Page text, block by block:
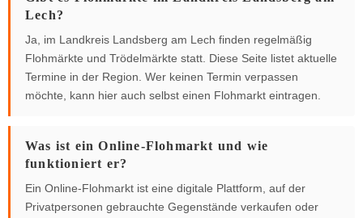
Lech?
Ja, im Landkreis Landsberg am Lech finden regelmäßig
Flohmärkte und Trödelmärkte statt. Diese Seite listet aktuelle
Termine in der Region. Wer keinen Termin verpassen
möchte, kann hier auch selbst einen Flohmarkt eintragen.
Was ist ein Online-Flohmarkt und wie
funktioniert er?
Ein Online-Flohmarkt ist eine digitale Plattform, auf der
Privatpersonen gebrauchte Gegenstände verkaufen oder